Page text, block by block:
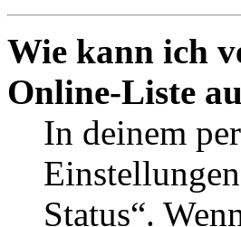
Wie kann ich
Online-Liste
In deinem
Status“.